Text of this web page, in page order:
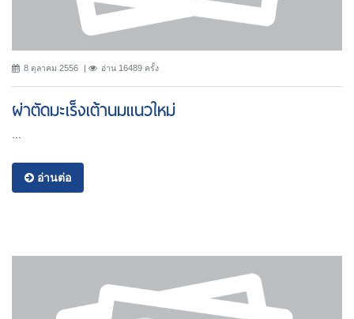
8 ตุลาคม 2556 อ่าน 16489 ครั้ง
ผ่าตัดมะเร็งเต้านมแนวใหม่
...
อ่านต่อ